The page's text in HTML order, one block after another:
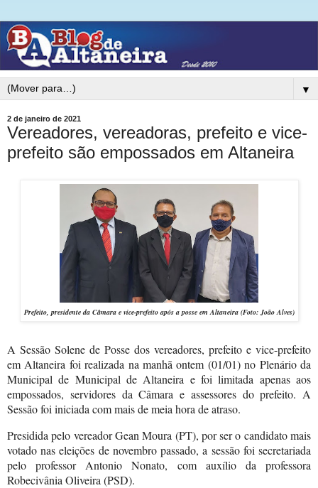
▼
2 de janeiro de 2021
Vereadores, vereadoras, prefeito e vice-
prefeito são empossados em Altaneira
Prefeito, presidente da Câmara e vice-prefeito após a posse em Altaneira (Foto: João Alves)
A Sessão Solene de Posse dos vereadores, prefeito e vice-prefeito
em Altaneira foi realizada na manhã ontem (01/01) no Plenário da
Municipal de Municipal de Altaneira e foi limitada apenas aos
empossados, servidores da Câmara e assessores do prefeito. A
Sessão foi iniciada com mais de meia hora de atraso.
Presidida pelo vereador Gean Moura (PT), por ser o candidato mais
votado nas eleições de novembro passado, a sessão foi secretariada
pelo professor Antonio Nonato, com auxílio da professora
Robecivânia Oliveira (PSD).